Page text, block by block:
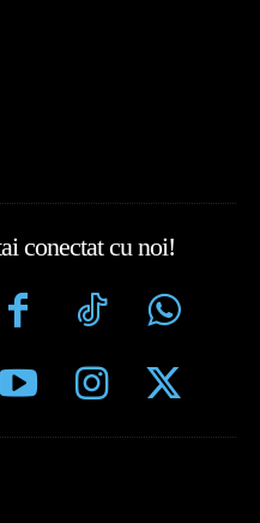
conectat cu noi!